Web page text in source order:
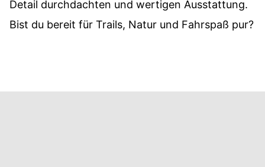
Detail durchdachten und wertigen Ausstattung.
Bist du bereit für Trails, Natur und Fahrspaß pur?